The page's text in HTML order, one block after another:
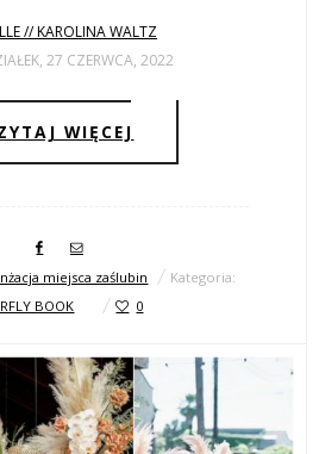
// KAROLINA WALTZ
27 CZERWCA, 2022
WIĘCEJ
miejsca zaślubin
Kategoria:
BOOK
0